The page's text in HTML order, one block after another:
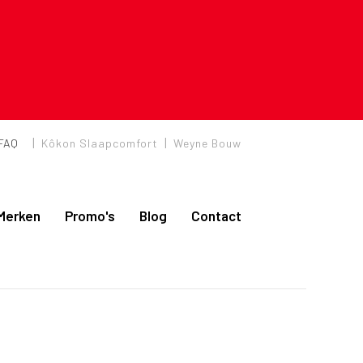
| Kôkon Slaapcomfort | Weyne Bouw
Promo's Blog Contact